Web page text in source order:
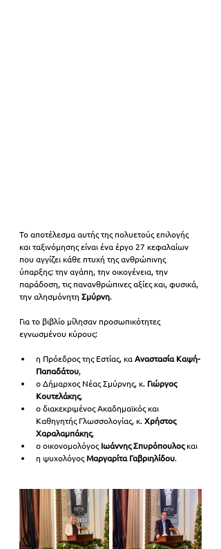
Το αποτέλεσμα αυτής της πολυετούς επιλογής
και ταξινόμησης είναι ένα έργο 27 κεφαλαίων
που αγγίζει κάθε πτυχή της ανθρώπινης
ύπαρξης: την αγάπη, την οικογένεια, την
παράδοση, τις πανανθρώπινες αξίες και, φυσικά,
την αλησμόνητη Σμύρνη.
Για το βιβλίο μίλησαν προσωπικότητες
εγνωσμένου κύρους:
η Πρόεδρος της Εστίας, κα Αναστασία Καψή-
Παπαδάτου,
ο Δήμαρχος Νέας Σμύρνης, κ. Γιώργος
Κουτελάκης,
ο διακεκριμένος Ακαδημαϊκός και
Καθηγητής Γλωσσολογίας, κ. Χρήστος
Χαραλαμπάκης,
ο οικονομολόγος Ιωάννης Σπυρόπουλος και
η ψυχολόγος Μαργαρίτα Γαβριηλίδου.